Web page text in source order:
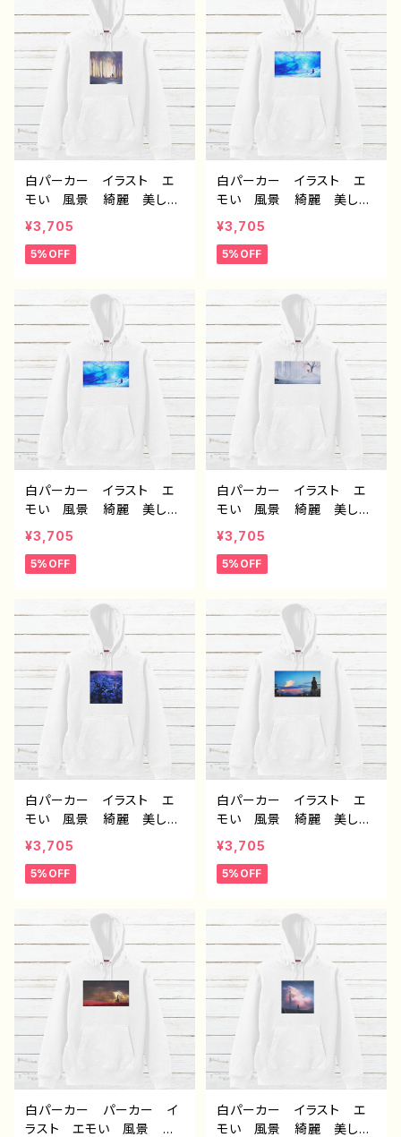
トル：水没の九龍城砦 作：
J.タネダ F-5
ズ 片面印刷 タイトル：海
に還る 作：アナ F-5
白パーカー イラスト エ
モい 風景 綺麗 美し
い 景色 おしゃれ 可愛
い女の子 メンズ レディ
ース おすすめ 個性的
クリエイター 絵師 オリ
ジナル デザイン グッ
ズ 片面印刷 タイトル：消
えてしまわないように 作：
アナ F-5
¥3,705
5%OFF
白パーカー イラスト エ
モい 風景 綺麗 美し
い 景色 おしゃれ 可愛
い女の子 メンズ レディ
ース おすすめ 個性的
クリエイター 絵師 オリ
ジナル デザイン グッ
ズ 片面印刷 タイトル：消
えてしまわないように 作：
アナ F-5
¥3,705
5%OFF
白パーカー イラスト エ
モい 風景 綺麗 美し
い 景色 おしゃれ 可愛
い女の子 メンズ レディ
ース おすすめ 個性的
クリエイター 絵師 オリ
ジナル デザイン グッ
ズ 片面印刷 タイトル：
星々の帰る場所 作：ア
ナ F-5
¥3,705
5%OFF
白パーカー イラスト エ
モい 風景 綺麗 美し
い 景色 おしゃれ 可愛
い女の子 メンズ レディ
ース おすすめ 個性的
クリエイター 絵師 オリ
ジナル デザイン グッ
ズ 片面印刷 タイトル：斑
雪 作：アナ F-5
¥3,705
5%OFF
白パーカー イラスト エ
モい 風景 綺麗 美し
い 景色 おしゃれ 可愛
い女の子 メンズ レディ
ース おすすめ 個性的
クリエイター 絵師 オリ
ジナル デザイン グッ
ズ 片面印刷 タイトル：氷
の記憶 作：アナ F-5
¥3,705
5%OFF
白パーカー イラスト エ
モい 風景 綺麗 美し
い 景色 可愛い女の子
おしゃれ後ろ姿 メンズ レ
ディース おすすめ 個性
ー クリエイター 絵師
オリジナル デザイン グッ
ズ 片面印刷タイトル：夜明
けは告げる 作：アナ F-5
¥3,705
5%OFF
白パーカー パーカー イ
ラスト エモい 風景 綺
白パーカー イラスト エ
モい 風景 綺麗 美し